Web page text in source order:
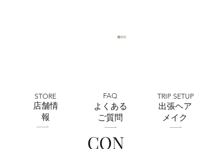
CON
STORE
​店舗情
報
FAQ
よくある
ご質問
TRIP SETUP
出張ヘア
メイク